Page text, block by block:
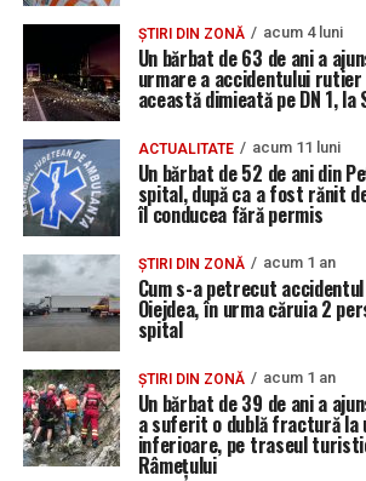
ȘTIRI DIN ZONĂ acum 4 luni
Un bărbat de 63 de ani a
urmare a accidentului
această dimieată pe DN 1,
ACTUALITATE acum 11 luni
Un bărbat de 52 de ani din
spital, după ca a fost rănit
îl conducea fără permis
ȘTIRI DIN ZONĂ acum 1 an
Cum s-a petrecut
Oiejdea, în urma căruia 2
spital
ȘTIRI DIN ZONĂ acum 1 an
Un bărbat de 39 de ani a
a suferit o dublă fractură la
inferioare, pe traseul
Râmețului